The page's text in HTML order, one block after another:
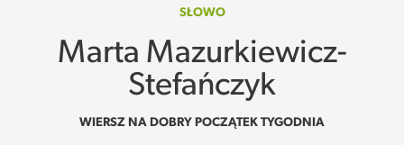
REKOMENDACJE
SŁOWO
Marta Mazurkiewicz-
Stefańczyk
WIERSZ NA DOBRY POCZĄTEK TYGODNIA